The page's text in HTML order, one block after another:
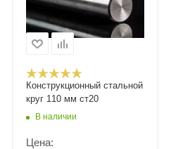
Конструкционный стальной
круг 110 мм ст20
В наличии
Цена: